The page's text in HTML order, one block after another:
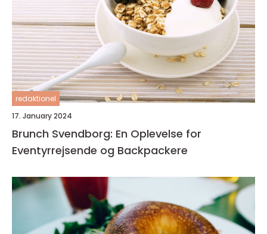
redaktionel
17. January 2024
Brunch Svendborg: En Oplevelse for
Eventyrrejsende og Backpackere